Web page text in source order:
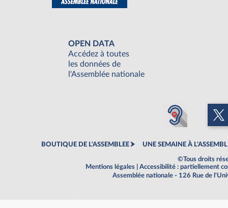
OPEN DATA
Accédez à toutes
les données de
l'Assemblée nationale
BOUTIQUE DE L'ASSEMBLEE UNE SEMAINE À
©Tous droits
Mentions légales
Accessibilité : partiellement
Assemblée nationale - 126 Rue de